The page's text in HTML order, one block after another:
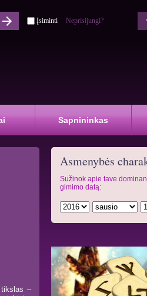
Įsiminti Neprisijungi?
Sapnininkas
–
Asmenybės
Sužinok apie tave
gimimo datą: